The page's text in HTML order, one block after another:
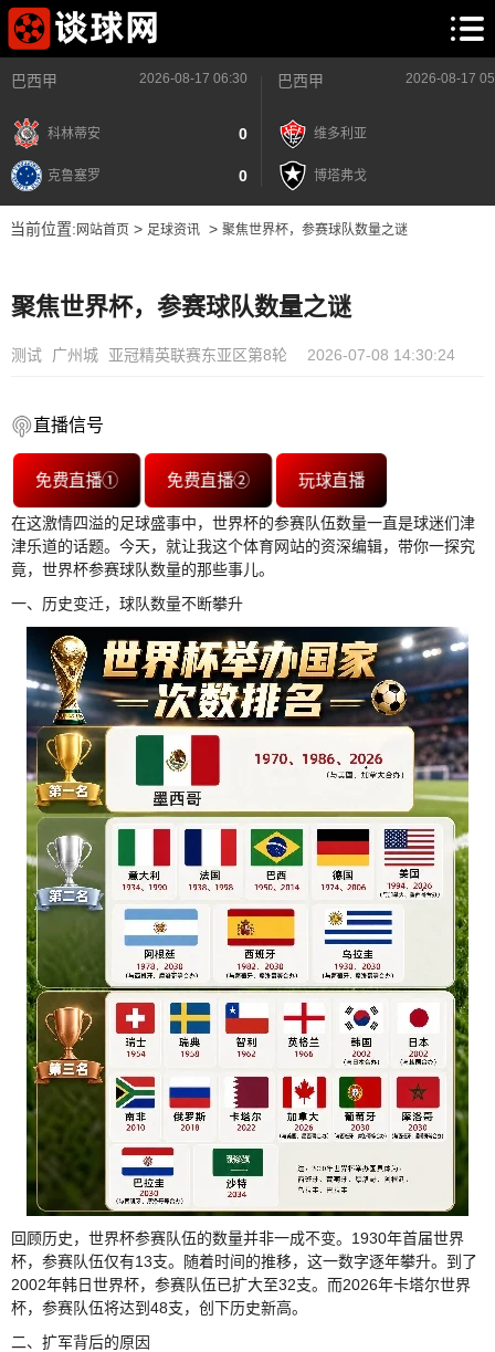
巴西甲 2026-08-17 06:30
科林蒂安 0
克鲁塞罗 0
巴西甲 2026-08-17
维多利亚
博塔弗戈
当前位置: 网站首页> 足球资讯> 聚焦世界杯，参赛球队数量之谜
聚焦世界杯，参赛球队数量之谜
测试 广州城 亚冠精英联赛东亚区第8轮 2026-07-08 14:30:24
直播信号
免费直播① 免费直播② 玩球直播
在这激情四溢的足球盛事中，世界杯的参赛队伍数量一直是球迷们津
津乐道的话题。今天，就让我这个体育网站的资深编辑，带你一探究
竟，世界杯参赛球队数量的那些事儿。
一、历史变迁，球队数量不断攀升
回顾历史，世界杯参赛队伍的数量并非一成不变。1930年首届世界
杯，参赛队伍仅有13支。随着时间的推移，这一数字逐年攀升。到了
2002年韩日世界杯，参赛队伍已扩大至32支。而2026年卡塔尔世界
杯，参赛队伍将达到48支，创下历史新高。
二、扩军背后的原因